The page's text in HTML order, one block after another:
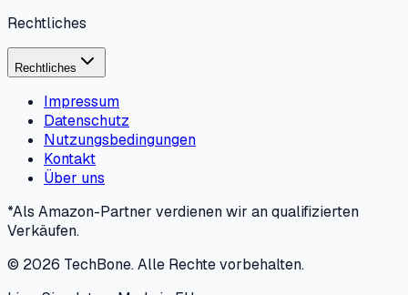
Rechtliches
Rechtliches
Impressum
Datenschutz
Nutzungsbedingungen
Kontakt
Über uns
*Als Amazon-Partner verdienen wir an qualifizierten
Verkäufen.
© 2026 TechBone.Alle Rechte vorbehalten.